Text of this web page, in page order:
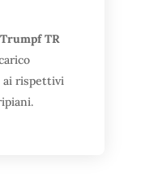
TR
ai rispettivi